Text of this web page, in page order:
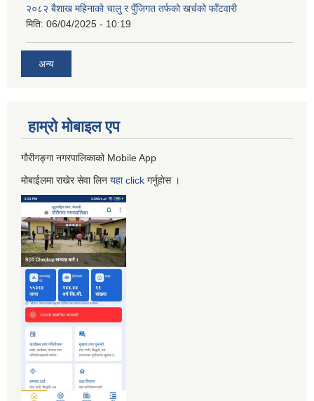
२०८२ बैशाख महिनाको चालु र पुँजिगत तर्फको खर्चको फाँटवारी
मिति: 06/04/2025 - 10:19
अन्य
हाम्रो माेबाइल एप
गौरीगङ्गा नगरपालिकाको Mobile App
मोबाईलमा राखेर सेवा लिन यहाclick गर्नुहाेस ।